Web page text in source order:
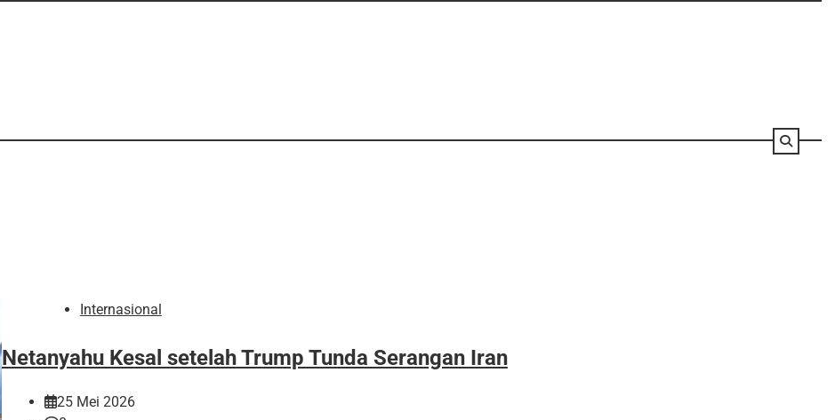
Internasional
Netanyahu Kesal setelah Trump Tunda Serangan Iran
25 Mei 2026